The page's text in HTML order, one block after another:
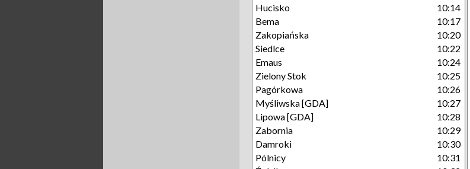
Hucisko
10:14
Bema
10:17
Zakopiańska
10:20
Siedlce
10:22
Emaus
10:24
Zielony Stok
10:25
Pagórkowa
10:26
Myśliwska [GDA]
10:27
Lipowa [GDA]
10:28
Zabornia
10:29
Damroki
10:30
Pólnicy
10:31